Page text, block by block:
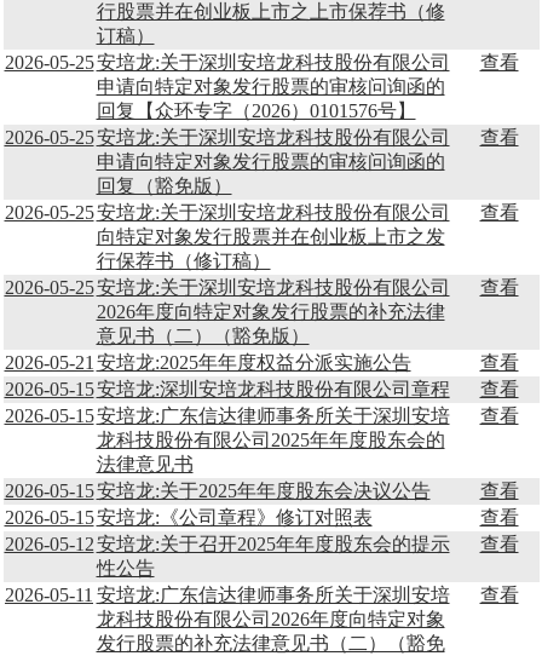
行股票并在创业板上市之上市保荐书（修
订稿）
2026-05-25安培龙:关于深圳安培龙科技股份有限公司
申请向特定对象发行股票的审核问询函的
回复【众环专字（2026）0101576号】
查看
2026-05-25安培龙:关于深圳安培龙科技股份有限公司
申请向特定对象发行股票的审核问询函的
回复（豁免版）
查看
2026-05-25安培龙:关于深圳安培龙科技股份有限公司
向特定对象发行股票并在创业板上市之发
行保荐书（修订稿）
查看
2026-05-25安培龙:关于深圳安培龙科技股份有限公司
2026年度向特定对象发行股票的补充法律
意见书（二）（豁免版）
查看
2026-05-21 安培龙:2025年年度权益分派实施公告
查看
2026-05-15安培龙:深圳安培龙科技股份有限公司章程
查看
2026-05-15安培龙:广东信达律师事务所关于深圳安培
龙科技股份有限公司2025年年度股东会的
法律意见书
查看
2026-05-15安培龙:关于2025年年度股东会决议公告
查看
2026-05-15安培龙:《公司章程》修订对照表
查看
2026-05-12安培龙:关于召开2025年年度股东会的提示
性公告
查看
2026-05-11 安培龙:广东信达律师事务所关于深圳安培
龙科技股份有限公司2026年度向特定对象
发行股票的补充法律意见书（二）（豁免
查看